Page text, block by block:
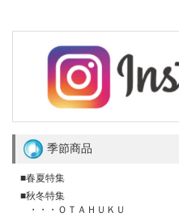
季節商品
■春夏特集
■秋冬特集
・・・ＯＴＡＨＵＫＵ